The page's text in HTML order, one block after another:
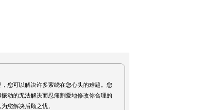
您可以解决许多萦绕在您心头的难题。您
动的无法解决而忍痛割爱地修改你合理的
您解决后顾之忧。